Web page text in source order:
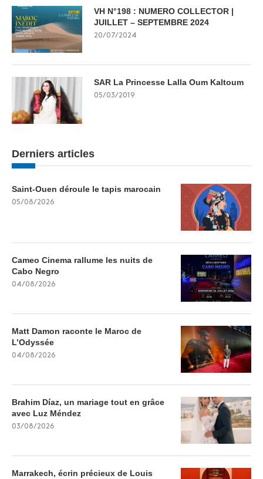
VH N°198 : NUMERO COLLECTOR |
JUILLET – SEPTEMBRE 2024
20/07/2024
SAR La Princesse Lalla Oum Kaltoum
05/03/2019
Derniers articles
Saint-Ouen déroule le tapis marocain
05/08/2026
Cameo Cinema rallume les nuits de
Cabo Negro
04/08/2026
Matt Damon raconte le Maroc de
L’Odyssée
04/08/2026
Brahim Díaz, un mariage tout en grâce
avec Luz Méndez
03/08/2026
Marrakech, écrin précieux de Louis